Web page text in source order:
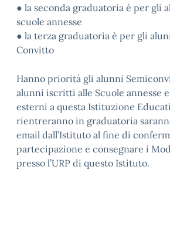
● la seconda graduatoria è per gli
scuole annesse
● la terza graduatoria è per gli
Convitto
Hanno priorità gli alunni
alunni iscritti alle Scuole annesse
esterni a questa Istituzione
rientreranno in graduatoria
email dall’Istituto al fine di
partecipazione e consegnare i
presso l’URP di questo Istituto.